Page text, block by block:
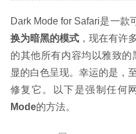
Dark Mode for Safari是一款
换为暗黑的模式 ，现在有许
的其他所有内容均以雅致
显的白色呈现。幸运的是，
修复它。以下是强制任何
Mode的方法。